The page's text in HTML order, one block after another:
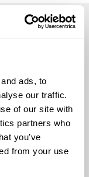
ads, to
our traffic.
of our site with
partners who
you’ve
from your use
gratuita della